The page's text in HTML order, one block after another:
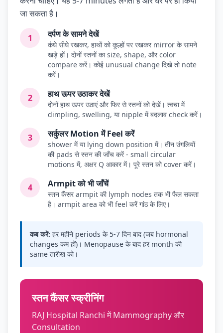
जा सकता है।
1 दर्पण के सामने देखें
कंधे सीधे रखकर, हाथों को कूल्हों पर रखकर mirror के सामने
खड़े हों। दोनों स्तनों का size, shape, और color
compare करें। कोई unusual change दिखे तो note
करें।
2 हाथ ऊपर उठाकर देखें
दोनों हाथ ऊपर उठाएं और फिर से स्तनों को देखें। त्वचा में
dimpling, swelling, या nipple में बदलाव check करें।
3 सर्कुलर Motion में Feel करें
shower में या lying down position में। तीन उंगलियों
की pads से स्तन की जाँच करें - small circular
motions में, अक्षर Q आकार में। पूरे स्तन को cover करें।
4 Armpit को भी जाँचें
स्तन कैंसर armpit की lymph nodes तक भी फैल सकता
है। armpit area को भी feel करें गांठ के लिए।
कब करें: हर महीने periods के 5-7 दिन बाद (जब hormonal
changes कम हों)। Menopause के बाद हर month की
same तारीख को।
स्तन कैंसर स्क्रीनिंग
RAJ Hospital Ranchi में Mammography और
Consultation